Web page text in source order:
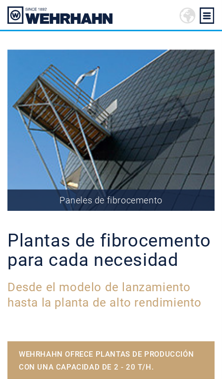
Paneles de fibrocemento
Plantas de fibrocemento
para cada necesidad
Desde el modelo de lanzamiento
hasta la planta de alto rendimiento
WEHRHAHN OFRECE PLANTAS DE PRODUCCIÓN
CON UNA CAPACIDAD DE 2 - 20 T/H.